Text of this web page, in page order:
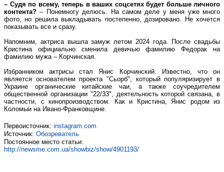
– Судя по всему, теперь в ваших соцсетях будет больше личного
контента?– Понемногу делюсь. На самом деле у меня уже много
фото, но решила выкладывать постепенно, дозировано. Не хочется
показывать все и сразу.
Напомним, актриса вышла замуж летом 2024 года. После свадьбы
Кристина официально сменила девичью фамилию Федорак на
фамилию мужа – Корчинская.
Избранником актрисы стал Янис Корчинский. Известно, что он
является основателем проекта "Сьорб", который популяризирует в
Украине органические китайские чаи, а также соучредителем
общественной организации "22/33", деятельность которой связана, в
частности, с кинопроизводством. Как и Кристина, Янис родом из
Коломыи на Ивано-Франковщине.
Первоисточник: instagram.com
Источник: Обозреватель
Постоянное место статьи:
http://newsme.com.ua/showbiz/show/4901193/